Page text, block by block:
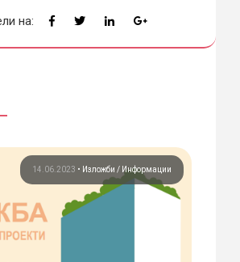
на:
14.06.2023 • Изложби Информации